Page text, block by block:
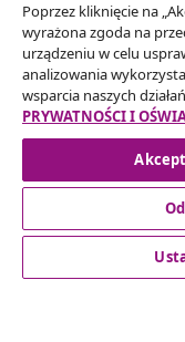
Złóż wniosek o
Twojego
Obsługa Klienta
Poprzez kliknięcie na
wyrażona zgoda na
urządzeniu w celu
analizowania
wsparcia naszych
PRYWATNOŚCI I